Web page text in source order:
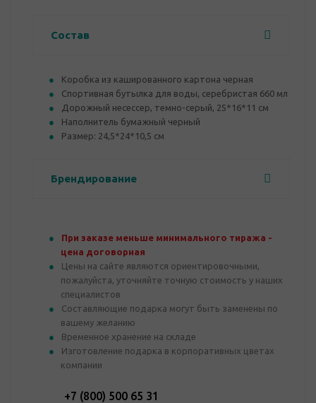
Состав
Коробка из кашированного картона черная
Спортивная бутылка для воды, серебристая 660 мл
Дорожный несессер, темно-серый, 25*16*11 см
Наполнитель бумажный черный
Размер: 24,5*24*10,5 см
Брендирование
При заказе меньше минимального тиража -
цена договорная
Цены на сайте являются ориентировочными,
пожалуйста, уточняйте точную стоимость у наших
специалистов
Составляющие подарка могут быть заменены по
вашему желанию
Временное хранение на складе
Изготовление подарка в корпоративных цветах
компании
+7 (800) 500 65 31